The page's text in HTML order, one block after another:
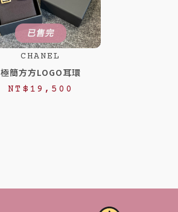
已售完
CHANEL
極簡方方LOGO耳環
NT$ 19,500